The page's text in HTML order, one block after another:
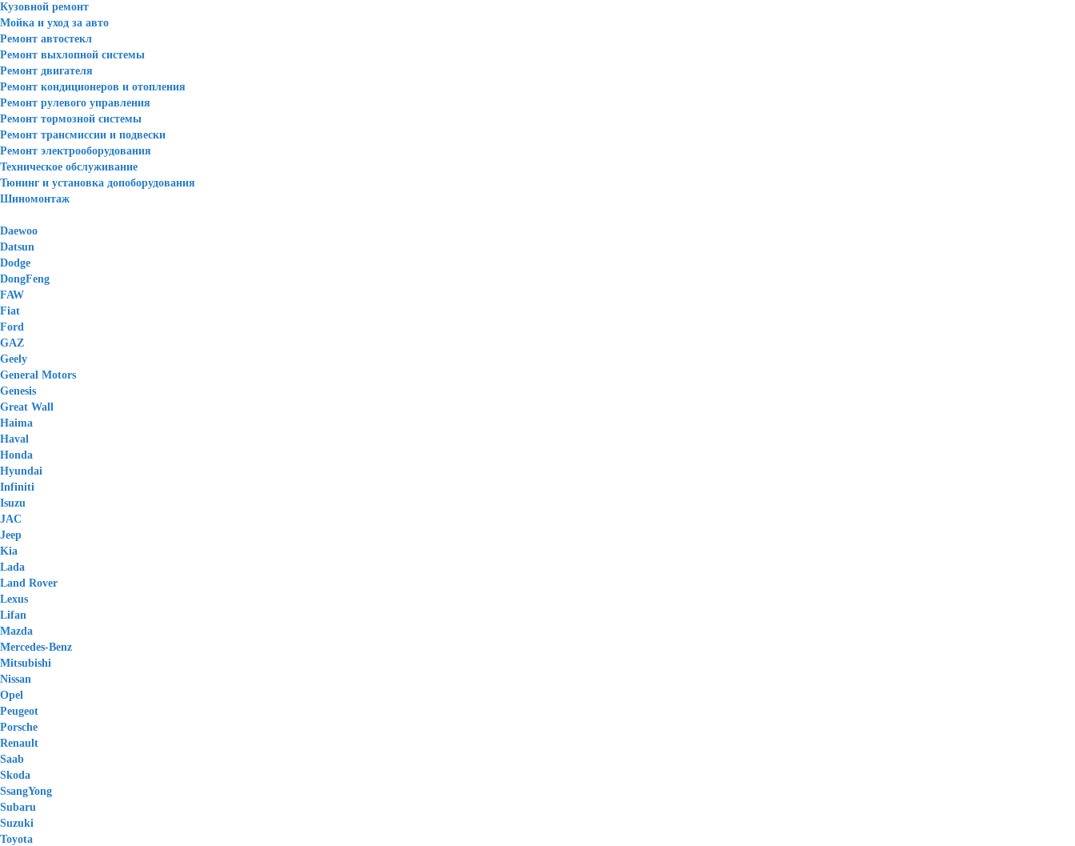
Кузовной ремонт
Мойка и уход за авто
Ремонт автостекл
Ремонт выхлопной системы
Ремонт двигателя
Ремонт кондиционеров и отопления
Ремонт рулевого управления
Ремонт тормозной системы
Ремонт трансмиссии и подвески
Ремонт электрооборудования
Техническое обслуживание
Тюнинг и установка допоборудования
Шиномонтаж
Daewoo
Datsun
Dodge
DongFeng
FAW
Fiat
Ford
GAZ
Geely
General Motors
Genesis
Great Wall
Haima
Haval
Honda
Hyundai
Infiniti
Isuzu
JAC
Jeep
Kia
Lada
Land Rover
Lexus
Lifan
Mazda
Mercedes-Benz
Mitsubishi
Nissan
Opel
Peugeot
Porsche
Renault
Saab
Skoda
SsangYong
Subaru
Suzuki
Toyota